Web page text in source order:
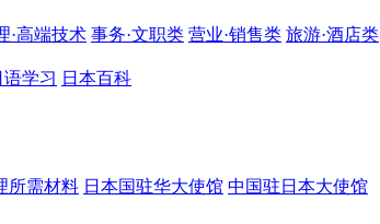
·高端技术 事务·文职类 营业·销售类 旅游·酒店类
语学习 日本百科
所需材料 日本国驻华大使馆 中国驻日本大使馆